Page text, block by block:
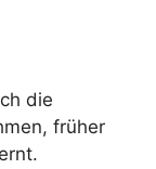
die
früher